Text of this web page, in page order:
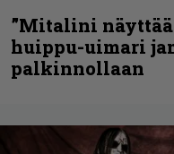
”Mitalini
huippu-uimari
palkinnollaan